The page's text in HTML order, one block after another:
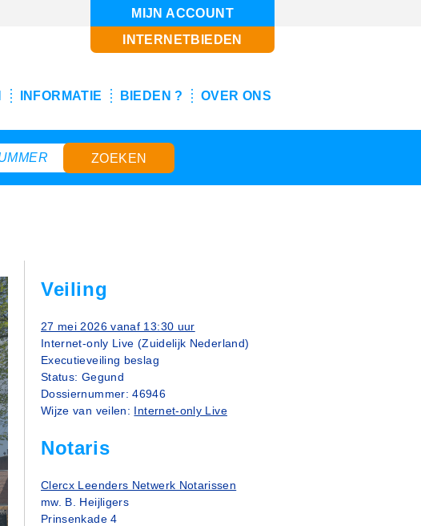
MIJN ACCOUNT
INTERNETBIEDEN
INFORMATIE BIEDEN ? OVER ONS
Veiling
27 mei 2026 vanaf 13:30 uur
Internet-only Live (Zuidelijk Nederland)
Executieveiling beslag
Status: Gegund
Dossiernummer: 46946
Wijze van veilen: Internet-only Live
Notaris
Clercx Leenders Netwerk Notarissen
mw. B. Heijligers
Prinsenkade 4